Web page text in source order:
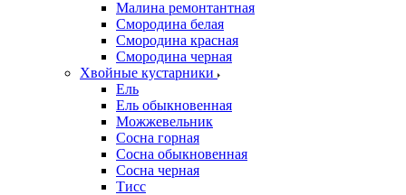
Малина ремонтантная
Смородина белая
Смородина красная
Смородина черная
Хвойные кустарники
Ель
Ель обыкновенная
Можжевельник
Сосна горная
Сосна обыкновенная
Сосна черная
Тисс